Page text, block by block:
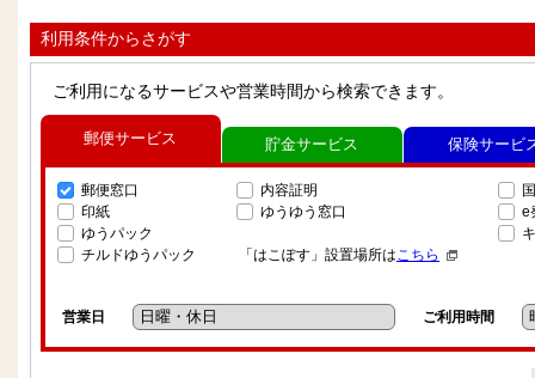
利用条件からさがす
ご利用になるサービスや営業時間から検索できます。
郵便サービス
郵便窓口
印紙
ゆうパック
チルドゆうパック
内容証明
ゆうゆう窓口
「はこぽす」設置場所はこちら
e
営業日 ご利用時間
貯金サービス 保険サービ